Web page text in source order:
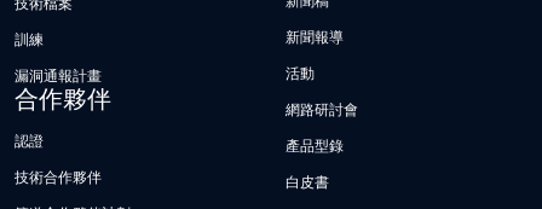
技術檔案
訓練
漏洞通報計畫
合作夥伴
認證
技術合作夥伴
新聞報導
活動
網路研討會
產品型錄
白皮書